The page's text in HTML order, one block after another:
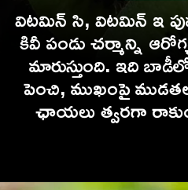
విటమిన్ సి, విటమిన్ ఇ
కివీ పండు చర్మాన్ని
మారుస్తుంది. ఇది
పెంచి, ముఖంపై